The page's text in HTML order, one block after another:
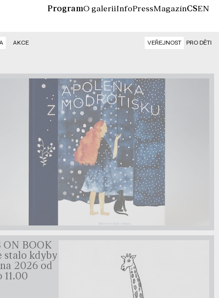
ProgramO galeriiInfoPressMagazínCSEN
AKCE VEŘEJNOST PRO DĚTI
BOOK
stalo kdyby
2026 od
11.00